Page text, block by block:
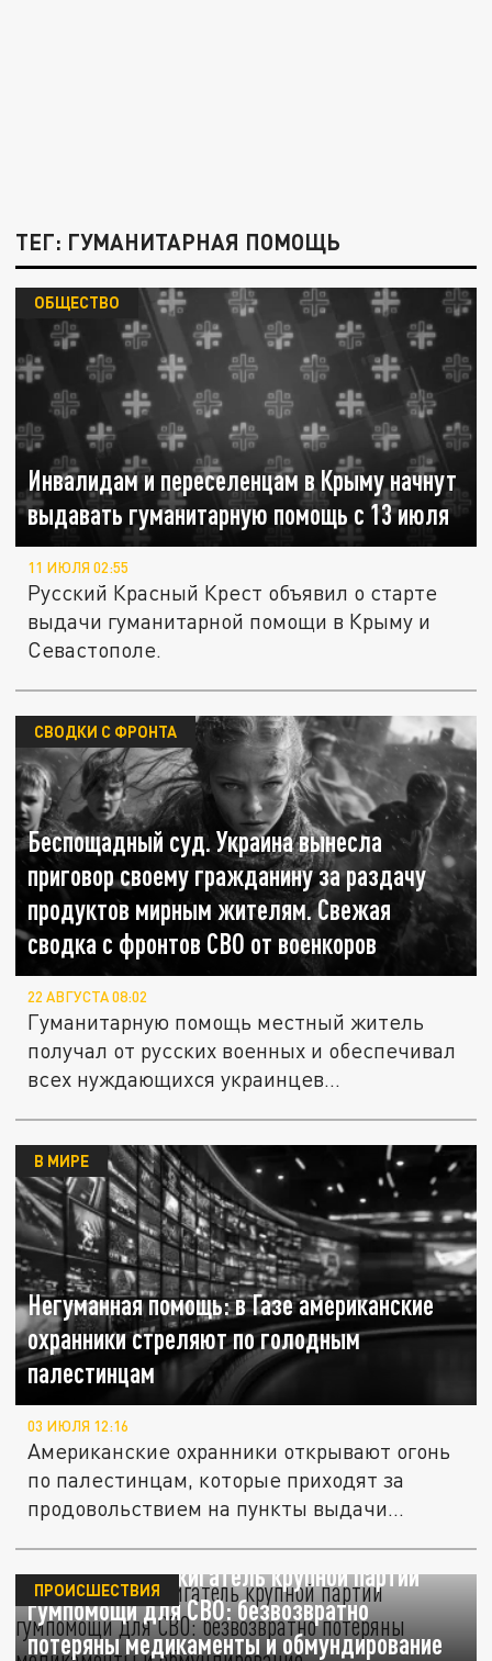
ТЕГ: ГУМАНИТАРНАЯ ПОМОЩЬ
Инвалидам и переселенцам в Крыму начнут
выдавать гуманитарную помощь с 13 июля
ОБЩЕСТВО
11 ИЮЛЯ 02:55
Русский Красный Крест объявил о старте
выдачи гуманитарной помощи в Крыму и
Севастополе.
Беспощадный суд. Украина вынесла
приговор своему гражданину за раздачу
продуктов мирным жителям. Свежая
сводка с фронтов СВО от военкоров
СВОДКИ С ФРОНТА
22 АВГУСТА 08:02
Гуманитарную помощь местный житель
получал от русских военных и обеспечивал
всех нуждающихся украинцев...
Негуманная помощь: в Газе американские
охранники стреляют по голодным
палестинцам
В МИРЕ
03 ИЮЛЯ 12:16
Американские охранники открывают огонь
по палестинцам, которые приходят за
продовольствием на пункты выдачи...
Арестован поджигатель крупной партии
гумпомощи для СВО: безвозвратно
потеряны медикаменты и обмундирование
ПРОИСШЕСТВИЯ